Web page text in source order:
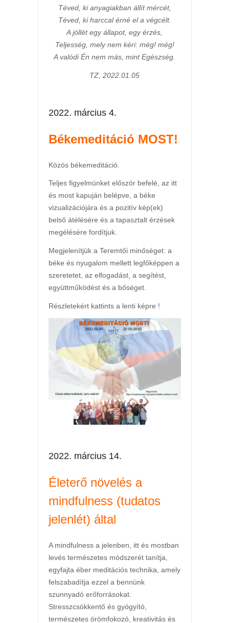
Téved, ki anyagiakban állít mércét,
Téved, ki harccal érné el a végcélt.
A jóllét egy állapot, egy érzés,
Teljesség, mely nem kéri: még! még!
A valódi Én nem más, mint Egészség.
TZ, 2022.01.05
2022. március 4.
Békemeditáció MOST!
Közös békemeditáció.
Teljes figyelmünket először befelé, az itt
és most kapuján belépve, a béke
vizualizációjára és a pozitív kép(ek)
belső átélésére és a tapasztalt érzések
megélésére fordítjuk.
Megjelenítjük a Teremtői minőséget: a
béke és nyugalom mellett legfőképpen a
szeretetet, az elfogadást, a segítést,
együttműködést és a bőséget.
Részletekért kattints a lenti képre !
2022. március 14.
Életerő növelés a
mindfulness (tudatos
jelenlét) által
A mindfulness a jelenben, itt és mostban
levés természetes módszerét tanítja,
egyfajta éber meditációs technika, amely
felszabadítja ezzel a bennünk
szunnyadó erőforrásokat.
Stresszcsökkentő és gyógyító,
természetes örömfokozó, kreativitás és